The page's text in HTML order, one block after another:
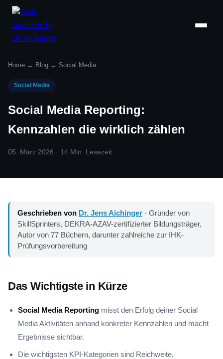
Home → Blog → Social Media
Social Media
Social Media Reporting:
Kennzahlen die wirklich zählen
05. März 2026 · 14 Min. Lesezeit
Geschrieben von Dr. Jens Aichinger · Gründer von
SkillSprinters, DEKRA-AZAV-zertifizierter Bildungsträger,
Autor von 77 Büchern, darunter zahlreiche zur IHK-
Prüfungsvorbereitung
Das Wichtigste in Kürze
Social Media Reporting misst den Erfolg deiner Social
Media Aktivitäten anhand konkreter Kennzahlen und macht
Ergebnisse sichtbar.
Die wichtigsten KPI-Kategorien sind Reichweite,